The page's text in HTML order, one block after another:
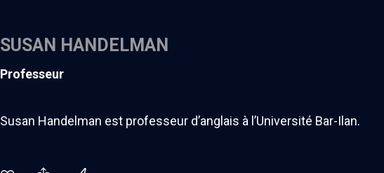
SUSAN HANDELMAN
professeur
Susan Handelman est professeur d’anglais à l’Université Bar-Ilan.